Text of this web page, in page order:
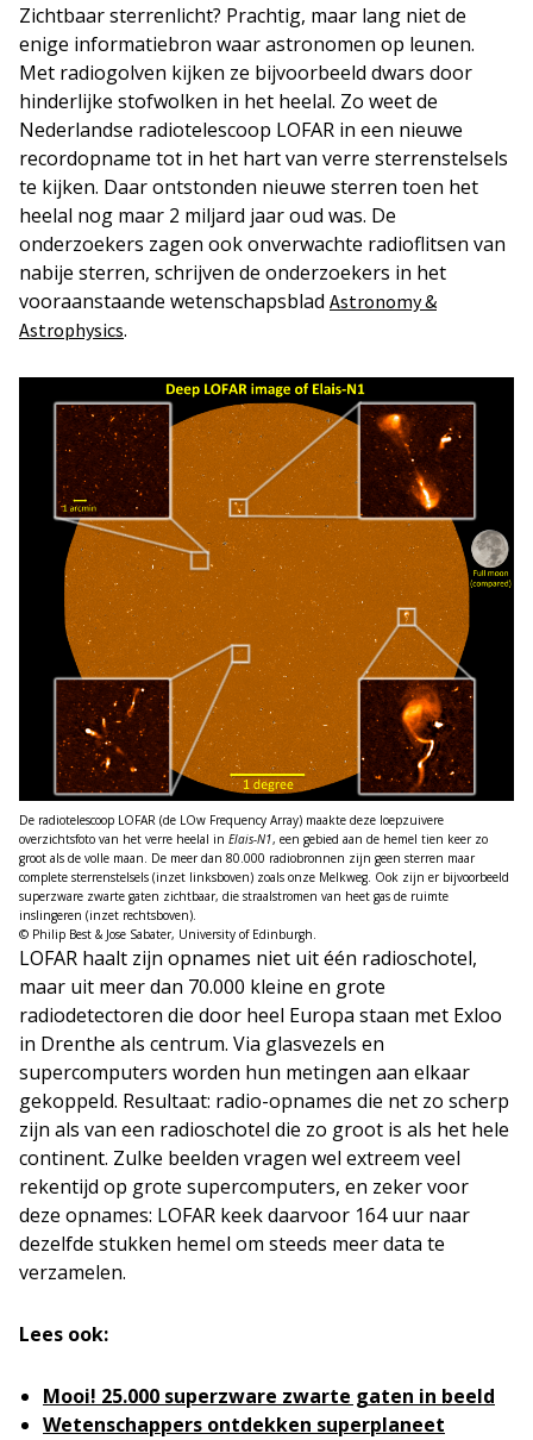
Zichtbaar sterrenlicht? Prachtig, maar lang niet de
enige informatiebron waar astronomen op leunen.
Met radiogolven kijken ze bijvoorbeeld dwars door
hinderlijke stofwolken in het heelal. Zo weet de
Nederlandse radiotelescoop LOFAR in een nieuwe
recordopname tot in het hart van verre sterrenstelsels
te kijken. Daar ontstonden nieuwe sterren toen het
heelal nog maar 2 miljard jaar oud was. De
onderzoekers zagen ook onverwachte radioflitsen van
nabije sterren, schrijven de onderzoekers in het
vooraanstaande wetenschapsblad Astronomy &
Astrophysics.
De radiotelescoop LOFAR (de LOw Frequency Array) maakte deze loepzuivere
overzichtsfoto van het verre heelal in Elais-N1, een gebied aan de hemel tien keer zo
groot als de volle maan. De meer dan 80.000 radiobronnen zijn geen sterren maar
complete sterrenstelsels (inzet linksboven) zoals onze Melkweg. Ook zijn er bijvoorbeeld
superzware zwarte gaten zichtbaar, die straalstromen van heet gas de ruimte
inslingeren (inzet rechtsboven).
© Philip Best & Jose Sabater, University of Edinburgh.
LOFAR haalt zijn opnames niet uit één radioschotel,
maar uit meer dan 70.000 kleine en grote
radiodetectoren die door heel Europa staan met Exloo
in Drenthe als centrum. Via glasvezels en
supercomputers worden hun metingen aan elkaar
gekoppeld. Resultaat: radio-opnames die net zo scherp
zijn als van een radioschotel die zo groot is als het hele
continent. Zulke beelden vragen wel extreem veel
rekentijd op grote supercomputers, en zeker voor
deze opnames: LOFAR keek daarvoor 164 uur naar
dezelfde stukken hemel om steeds meer data te
verzamelen.
Lees ook:
Mooi! 25.000 superzware zwarte gaten in beeld
Wetenschappers ontdekken superplaneet